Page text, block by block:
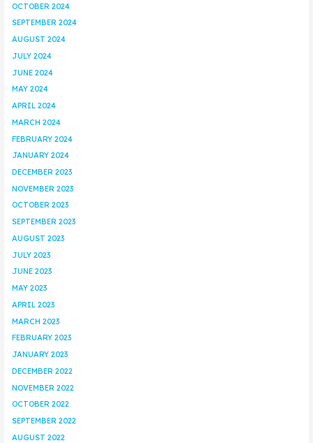
OCTOBER 2024
SEPTEMBER 2024
AUGUST 2024
JULY 2024
JUNE 2024
MAY 2024
APRIL 2024
MARCH 2024
FEBRUARY 2024
JANUARY 2024
DECEMBER 2023
NOVEMBER 2023
OCTOBER 2023
SEPTEMBER 2023
AUGUST 2023
JULY 2023
JUNE 2023
MAY 2023
APRIL 2023
MARCH 2023
FEBRUARY 2023
JANUARY 2023
DECEMBER 2022
NOVEMBER 2022
OCTOBER 2022
SEPTEMBER 2022
AUGUST 2022